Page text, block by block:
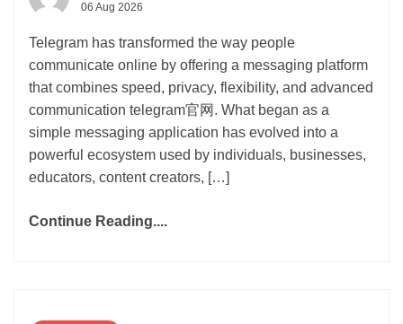
06 Aug 2026
Telegram has transformed the way people
communicate online by offering a messaging platform
that combines speed, privacy, flexibility, and advanced
communication telegram官网. What began as a
simple messaging application has evolved into a
powerful ecosystem used by individuals, businesses,
educators, content creators, […]
Continue Reading....